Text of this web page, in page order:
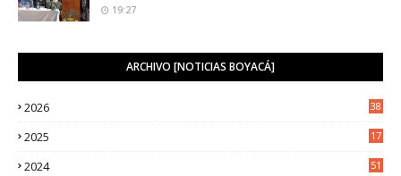
19:27
ARCHIVO [NOTICIAS BOYACÁ]
2026 38
2025
17
2024 51